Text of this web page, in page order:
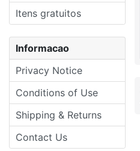
Itens gratuitos
Informacao
Privacy Notice
Conditions of Use
Shipping & Returns
Contact Us